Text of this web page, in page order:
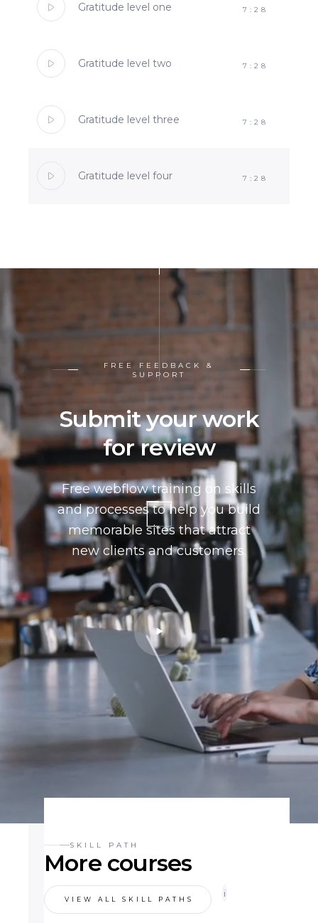
Gratitude level one 7:28
Gratitude level two 7:28
Gratitude level three 7:28
Gratitude level four 7:28
FREE FEEDBACK &
SUPPORT
Submit your work
for review
Free webflow training on skills
and processes to help you build
memorable sites that attract
new clients and customers.
SKILL PATH
More courses
i
VIEW ALL SKILL PATHS